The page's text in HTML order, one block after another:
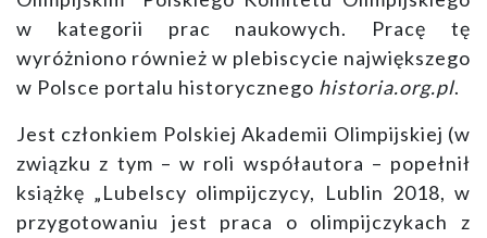
w kategorii prac naukowych. Pracę tę
wyróżniono również w plebiscycie największego
w Polsce portalu historycznego historia.org.pl.
Jest członkiem Polskiej Akademii Olimpijskiej (w
związku z tym – w roli współautora – popełnił
książkę „Lubelscy olimpijczycy, Lublin 2018, w
przygotowaniu jest praca o olimpijczykach z